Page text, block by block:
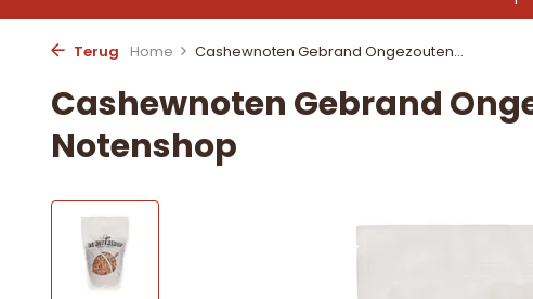
Terug Home Cashewnoten Gebrand Ongezouten...
Cashewnoten Gebrand
Notenshop